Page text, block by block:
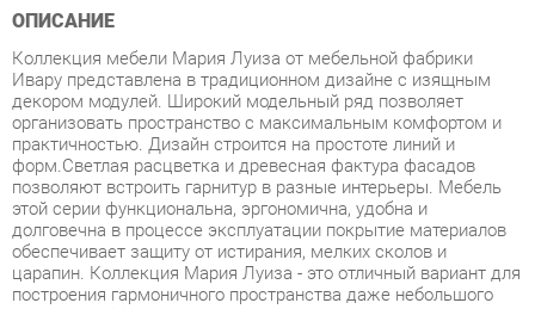
Ивару представлена в традиционном дизайне с изящным
декором модулей. Широкий модельный ряд позволяет
организовать пространство с максимальным комфортом и
практичностью. Дизайн строится на простоте линий и
форм.Светлая расцветка и древесная фактура фасадов
позволяют встроить гарнитур в разные интерьеры. Мебель
этой серии функциональна, эргономична, удобна и
долговечна в процессе эксплуатации покрытие материалов
обеспечивает защиту от истирания, мелких сколов и
царапин. Коллекция Мария Луиза - это отличный вариант для
построения гармоничного пространства даже небольшого
помещения.Монументальная конструкция придает гарнитуру
основательность. Изящность форм и функциональность
коллекции Мария Луиза представляют широкие
возможности для построения удобного интерьера. Это